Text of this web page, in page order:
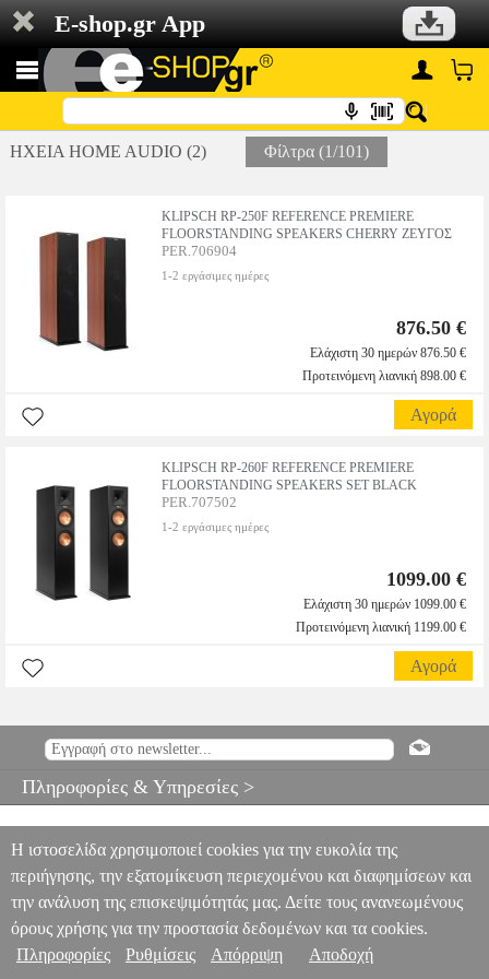
E-shop.gr App
ΗΧΕΙΑ HOME AUDIO (2) Φίλτρα (1/101)
KLIPSCH RP-250F REFERENCE PREMIERE
FLOORSTANDING SPEAKERS CHERRY ΖΕΥΓΟΣ
PER.706904
1-2 εργάσιμες ημέρες
876.50 €
Ελάχιστη 30 ημερών 876.50 €
Προτεινόμενη λιανική 898.00 €
Αγορά
KLIPSCH RP-260F REFERENCE PREMIERE
FLOORSTANDING SPEAKERS SET BLACK
PER.707502
1-2 εργάσιμες ημέρες
1099.00 €
Ελάχιστη 30 ημερών 1099.00 €
Προτεινόμενη λιανική 1199.00 €
Αγορά
Πληροφορίες & Υπηρεσίες >
Η ιστοσελίδα χρησιμοποιεί cookies για την ευκολία της
περιήγησης, την εξατομίκευση περιεχομένου και διαφημίσεων και
την ανάλυση της επισκεψιμότητάς μας. Δείτε τους ανανεωμένους
όρους χρήσης για την προστασία δεδομένων και τα cookies.
Πληροφορίες
Ρυθμίσεις Απόρριψη Αποδοχή